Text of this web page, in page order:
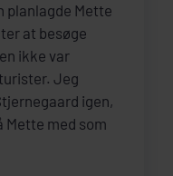
planlagde Mette
at besøge
ikke var
Jeg
igen,
Mette med som